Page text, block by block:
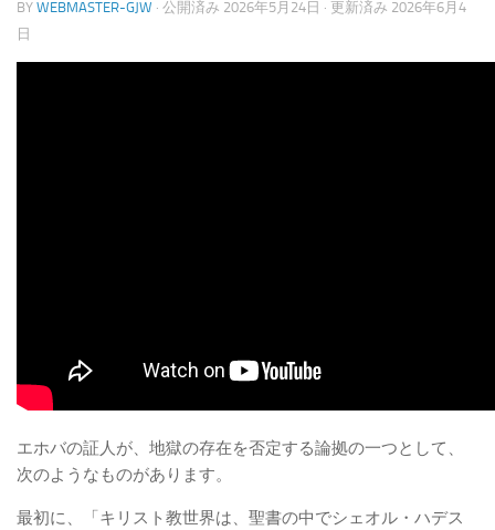
BY WEBMASTER-GJW · 公開済み 2026年5月24日 · 更新済み 2026年6月4
日
エホバの証人が、地獄の存在を否定する論拠の一つとして、
次のようなものがあります。
最初に、「キリスト教世界は、聖書の中でシェオル・ハデス